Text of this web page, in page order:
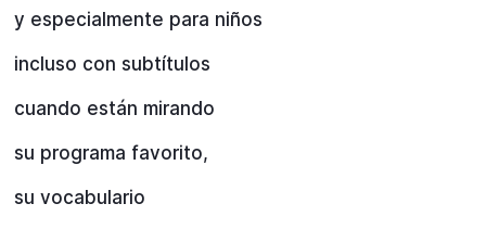
y especialmente para niños
incluso con subtítulos
cuando están mirando
su programa favorito,
su vocabulario